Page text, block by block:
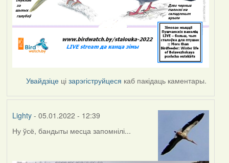
Увайдзіце цізарэгіструйцеся каб пакідаць каментары.
Lighty- 05.01.2022 - 12:39
Ну ўсё, бандыты месца запомнілі...